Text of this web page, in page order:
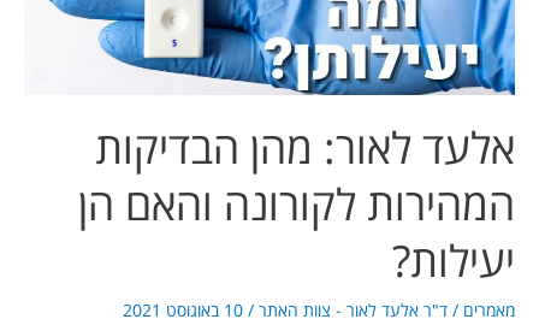
אלעד לאור: מהן הבדיקות
המהירות לקורונה והאם הן
יעילות?
מאמרים / ד"ר אלעד לאור - צוות האתר / 10 באוגוסט 2021
והאם
הן
יעילות?